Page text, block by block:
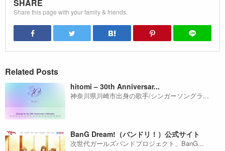
SHARE
Share this page with your family & friends.
Related Posts
hitomi – 30th Anniversar...
神奈川県川崎市出身の歌手/シンガーソングラ...
BanG Dream!（バンドリ！）公式サイト
次世代ガールズバンドプロジェクト、BanG...